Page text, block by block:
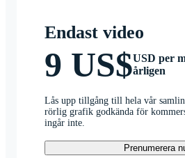
Endast video
9 US$USD per
årligen
Lås upp tillgång till hela vår
rörlig grafik godkända för
ingår inte.
Prenumerera